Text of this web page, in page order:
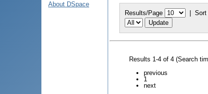
About DSpace
Results/Page |
Results 1-4 of 4 (Search
previous
1
next